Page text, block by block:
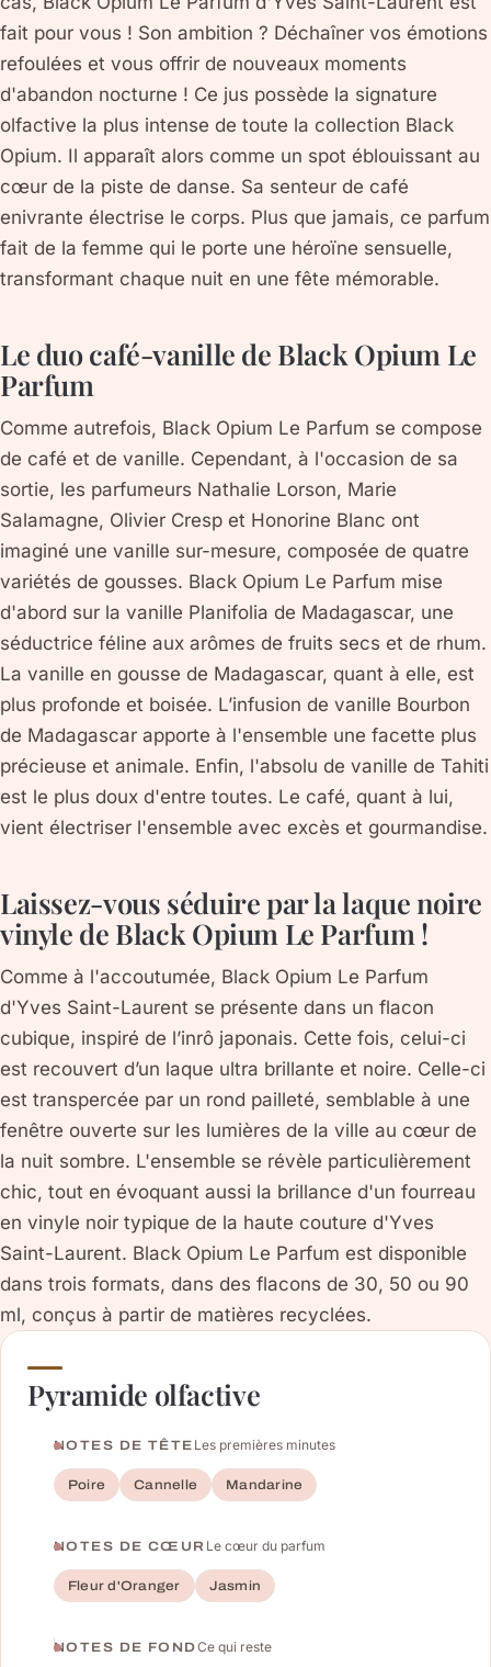
fait pour vous ! Son ambition ? Déchaîner vos émotions
refoulées et vous offrir de nouveaux moments
d'abandon nocturne ! Ce jus possède la signature
olfactive la plus intense de toute la collection Black
Opium. Il apparaît alors comme un spot éblouissant au
cœur de la piste de danse. Sa senteur de café
enivrante électrise le corps. Plus que jamais, ce parfum
fait de la femme qui le porte une héroïne sensuelle,
transformant chaque nuit en une fête mémorable.
Le duo café-vanille de Black Opium Le
Parfum
Comme autrefois, Black Opium Le Parfum se compose
de café et de vanille. Cependant, à l'occasion de sa
sortie, les parfumeurs Nathalie Lorson, Marie
Salamagne, Olivier Cresp et Honorine Blanc ont
imaginé une vanille sur-mesure, composée de quatre
variétés de gousses. Black Opium Le Parfum mise
d'abord sur la vanille Planifolia de Madagascar, une
séductrice féline aux arômes de fruits secs et de rhum.
La vanille en gousse de Madagascar, quant à elle, est
plus profonde et boisée. L’infusion de vanille Bourbon
de Madagascar apporte à l'ensemble une facette plus
précieuse et animale. Enfin, l'absolu de vanille de Tahiti
est le plus doux d'entre toutes. Le café, quant à lui,
vient électriser l'ensemble avec excès et gourmandise.
Laissez-vous séduire par la laque noire
vinyle de Black Opium Le Parfum !
Comme à l'accoutumée, Black Opium Le Parfum
d'Yves Saint-Laurent se présente dans un flacon
cubique, inspiré de l’inrô japonais. Cette fois, celui-ci
est recouvert d’un laque ultra brillante et noire. Celle-ci
est transpercée par un rond pailleté, semblable à une
fenêtre ouverte sur les lumières de la ville au cœur de
la nuit sombre. L'ensemble se révèle particulièrement
chic, tout en évoquant aussi la brillance d'un fourreau
en vinyle noir typique de la haute couture d'Yves
Saint-Laurent. Black Opium Le Parfum est disponible
dans trois formats, dans des flacons de 30, 50 ou 90
ml, conçus à partir de matières recyclées.
Pyramide olfactive
NOTES DE TÊTE Les premières minutes
Poire Cannelle Mandarine
NOTES DE CŒUR Le cœur du parfum
Fleur d'Oranger Jasmin
NOTES DE FONDCe qui reste